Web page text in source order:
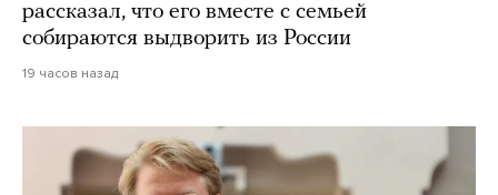
рассказал, что его вместе с семьей
собираются выдворить из России
19 часов назад